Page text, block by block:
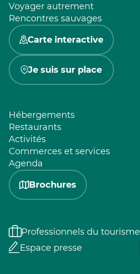
Voyager autrement
Rencontres sauvages
Carte interactive
Je suis sur place
Hébergements
Restaurants
Activités
Commerces et services
Agenda
Brochures
Professionnels du tourisme
Espace presse